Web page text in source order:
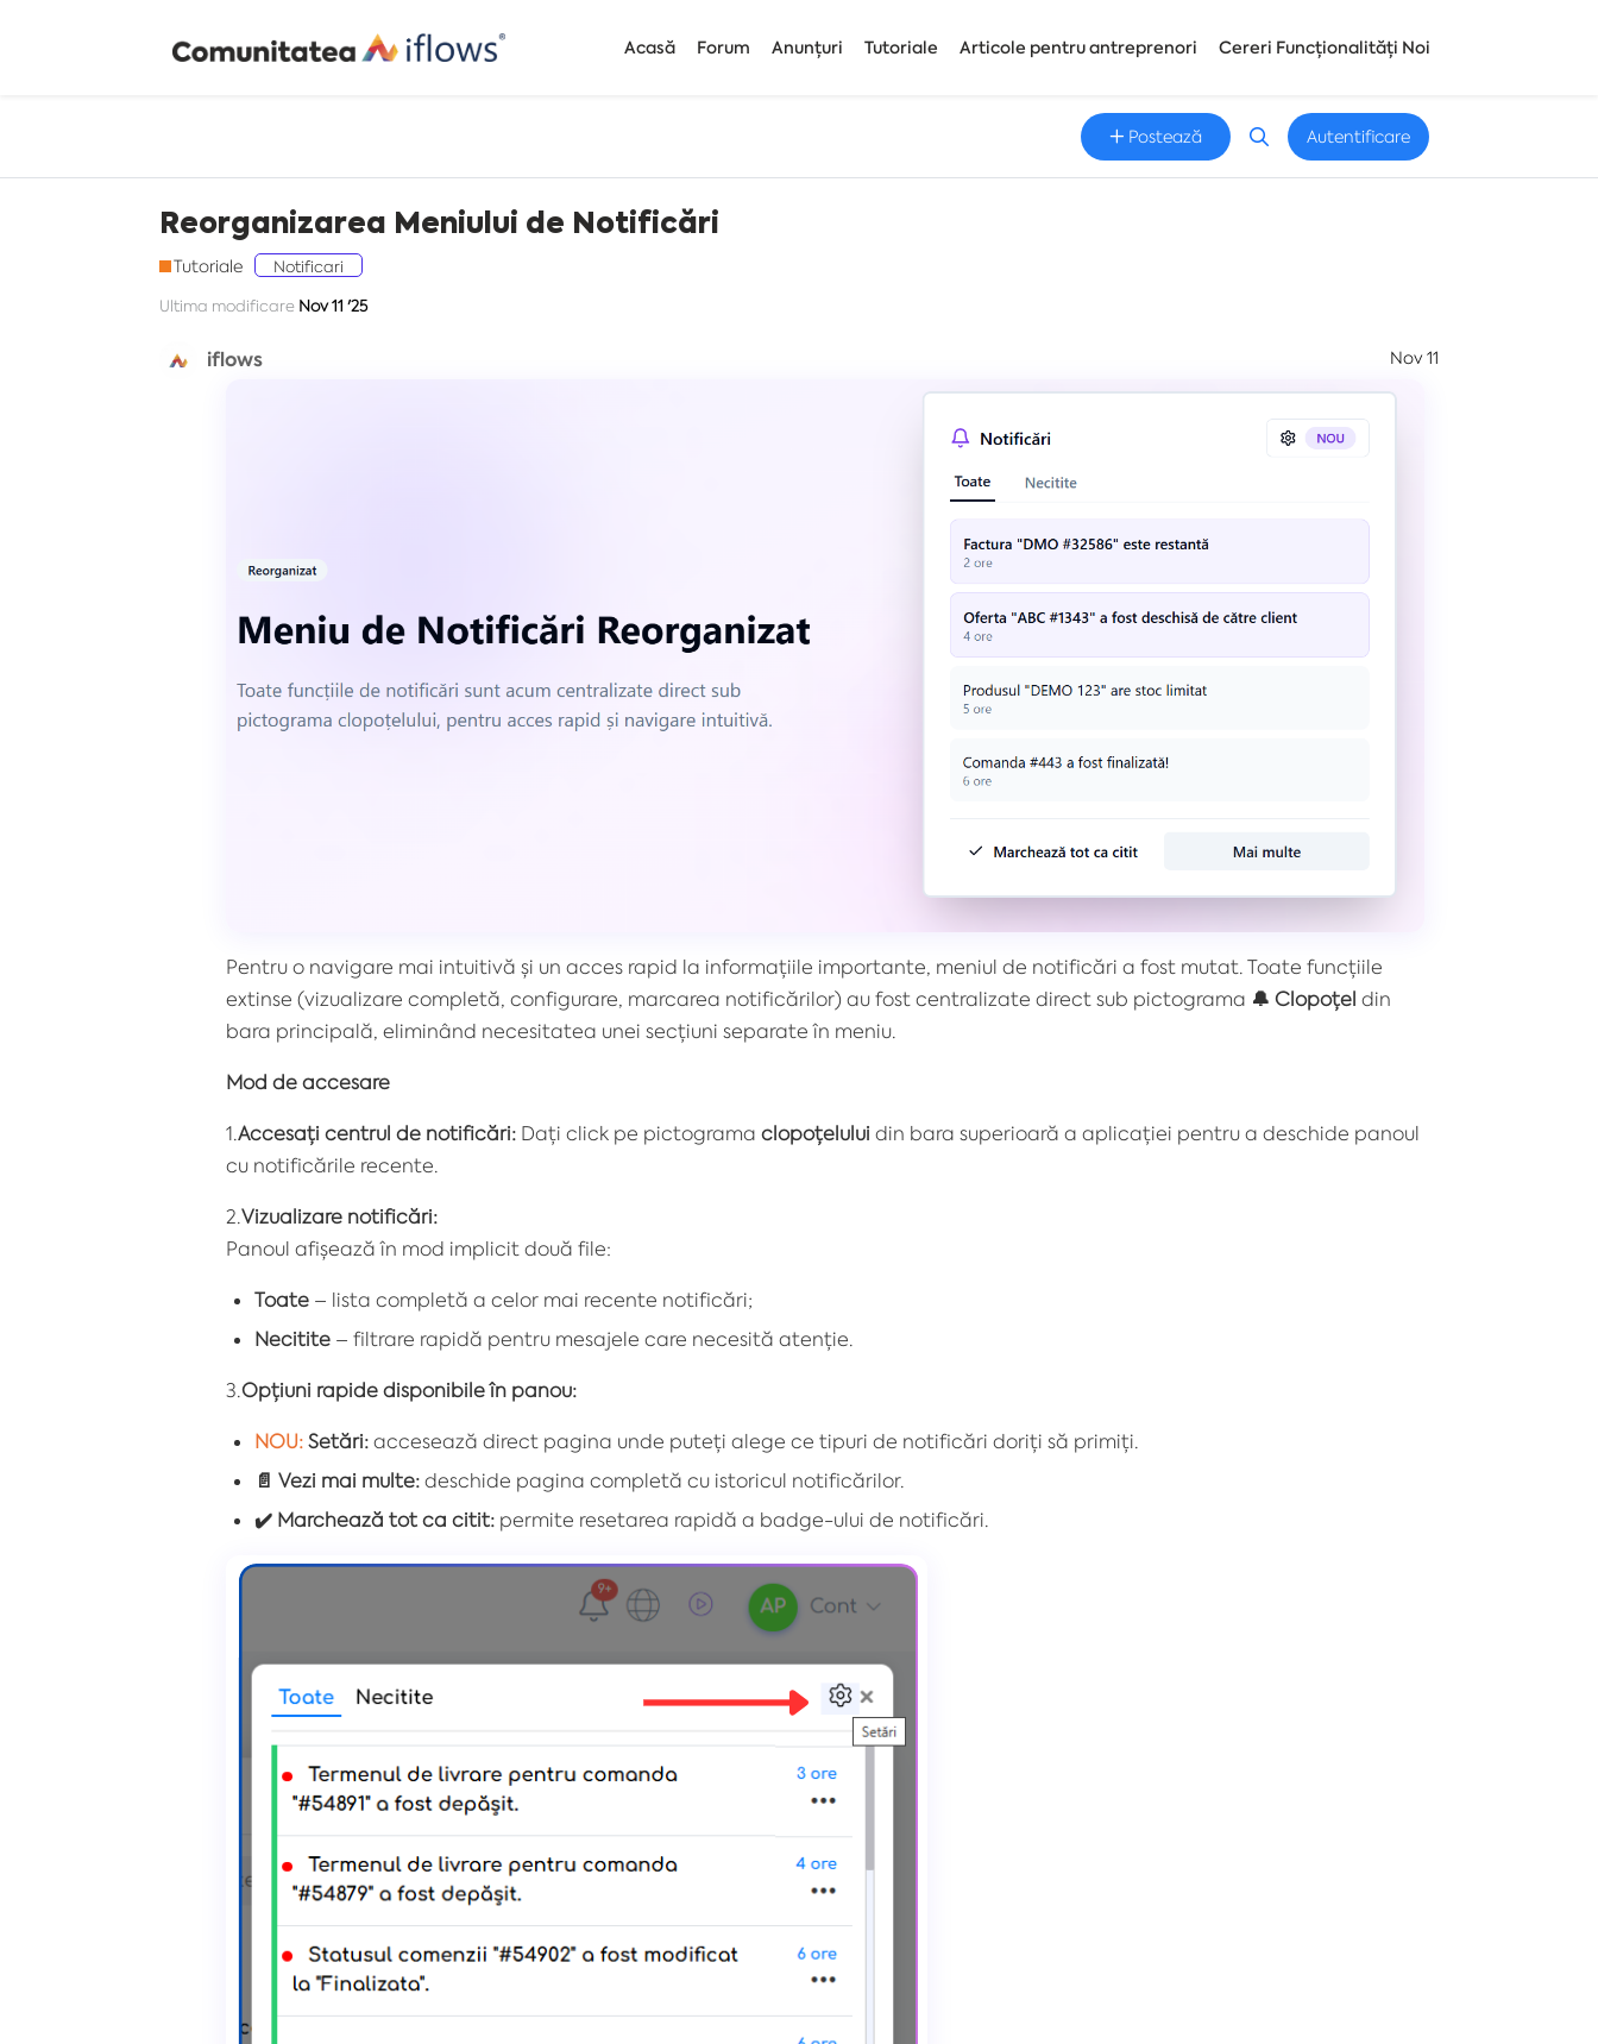
Acasă Forum Anunțuri Tutoriale Articole pentru antreprenori Cereri Funcționalități Noi
Postează Autentificare
Reorganizarea Meniului de Notificări
Tutoriale
Notificari
Ultima modificare Nov 11 '25
iflows Nov 11
Pentru o navigare mai intuitivă și un acces rapid la informațiile importante, meniul de notificări a fost mutat. Toate funcțiile
extinse (vizualizare completă, configurare, marcarea notificărilor) au fost centralizate direct sub pictograma 🔔 Clopoțel din
bara principală, eliminând necesitatea unei secțiuni separate în meniu.
Mod de accesare
1️.Accesați centrul de notificări: Dați click pe pictograma clopoțelului din bara superioară a aplicației pentru a deschide panoul
cu notificările recente.
2️.Vizualizare notificări:
Panoul afișează în mod implicit două file:
Toate – lista completă a celor mai recente notificări;
Necitite – filtrare rapidă pentru mesajele care necesită atenție.
3️.Opțiuni rapide disponibile în panou:
NOU: Setări: accesează direct pagina unde puteți alege ce tipuri de notificări doriți să primiți.
📄 Vezi mai multe: deschide pagina completă cu istoricul notificărilor.
✔️ Marchează tot ca citit: permite resetarea rapidă a badge-ului de notificări.